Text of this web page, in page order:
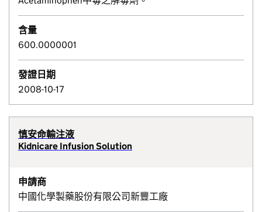
含量
600.0000001
發證日期
2008-10-17
慎安命輸注液
Kidnicare Infusion Solution
申請商
中國化學製藥股份有限公司新豐工廠